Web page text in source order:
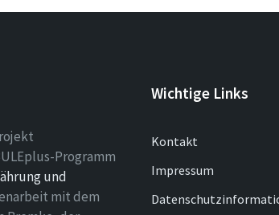
Programm
und
mit dem
Wichtige Links
Kontakt
Impressum